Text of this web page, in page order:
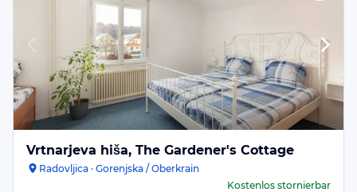
Vrtnarjeva hiša, The Gardener's Cottage
Radovljica · Gorenjska / Oberkrain
Kostenlos stornierbar